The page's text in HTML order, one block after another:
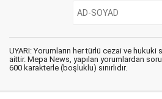
UYARI: Yorumların her türlü cezai ve
aittir. Mepa News, yapılan yorumlardan
600 karakterle (boşluklu) sınırlıdır.